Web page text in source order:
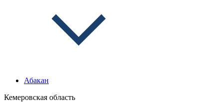
Абакан
Кемеровская область